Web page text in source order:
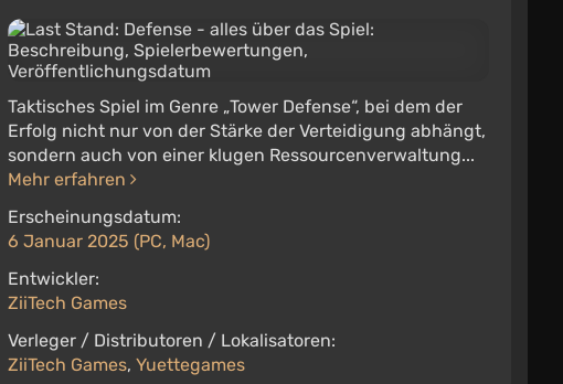
Taktisches Spiel im Genre „Tower Defense“, bei dem der
Erfolg nicht nur von der Stärke der Verteidigung abhängt,
sondern auch von einer klugen Ressourcenverwaltung...
Mehr erfahren
Erscheinungsdatum:
6 Januar 2025 (PC, Mac)
Entwickler:
ZiiTech Games
Verleger / Distributoren / Lokalisatoren:
ZiiTech Games,Yuettegames